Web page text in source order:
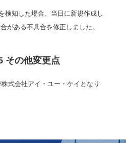
検知した場合、当日に新規作成し
がある不具合を修正しました。
その他変更点
式会社アイ・ユー・ケイとなり